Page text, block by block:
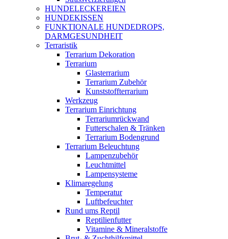
HUNDELECKEREIEN
HUNDEKISSEN
FUNKTIONALE HUNDEDROPS,
DARMGESUNDHEIT
Terraristik
Terrarium Dekoration
Terrarium
Glasterrarium
Terrarium Zubehör
Kunststoffterrarium
Werkzeug
Terrarium Einrichtung
Terrariumrückwand
Futterschalen & Tränken
Terrarium Bodengrund
Terrarium Beleuchtung
Lampenzubehör
Leuchtmittel
Lampensysteme
Klimaregelung
Temperatur
Luftbefeuchter
Rund ums Reptil
Reptilienfutter
Vitamine & Mineralstoffe